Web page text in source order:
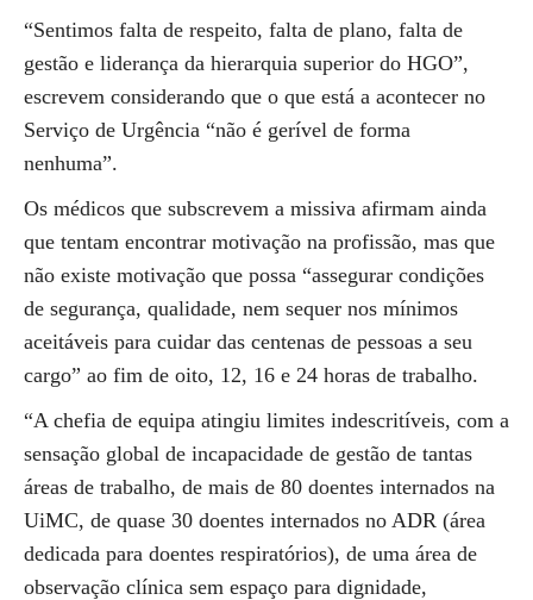
“Sentimos falta de respeito, falta de plano, falta de
gestão e liderança da hierarquia superior do HGO”,
escrevem considerando que o que está a acontecer no
Serviço de Urgência “não é gerível de forma
nenhuma”.
Os médicos que subscrevem a missiva afirmam ainda
que tentam encontrar motivação na profissão, mas que
não existe motivação que possa “assegurar condições
de segurança, qualidade, nem sequer nos mínimos
aceitáveis para cuidar das centenas de pessoas a seu
cargo” ao fim de oito, 12, 16 e 24 horas de trabalho.
“A chefia de equipa atingiu limites indescritíveis, com a
sensação global de incapacidade de gestão de tantas
áreas de trabalho, de mais de 80 doentes internados na
UiMC, de quase 30 doentes internados no ADR (área
dedicada para doentes respiratórios), de uma área de
observação clínica sem espaço para dignidade,